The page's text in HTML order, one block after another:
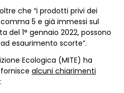
che “i prodotti privi dei
comma 5 e già immessi sul
1° gennaio 2022, possono
esaurimento scorte”.
Ecologica (MITE) ha
alcuni chiarimenti
: